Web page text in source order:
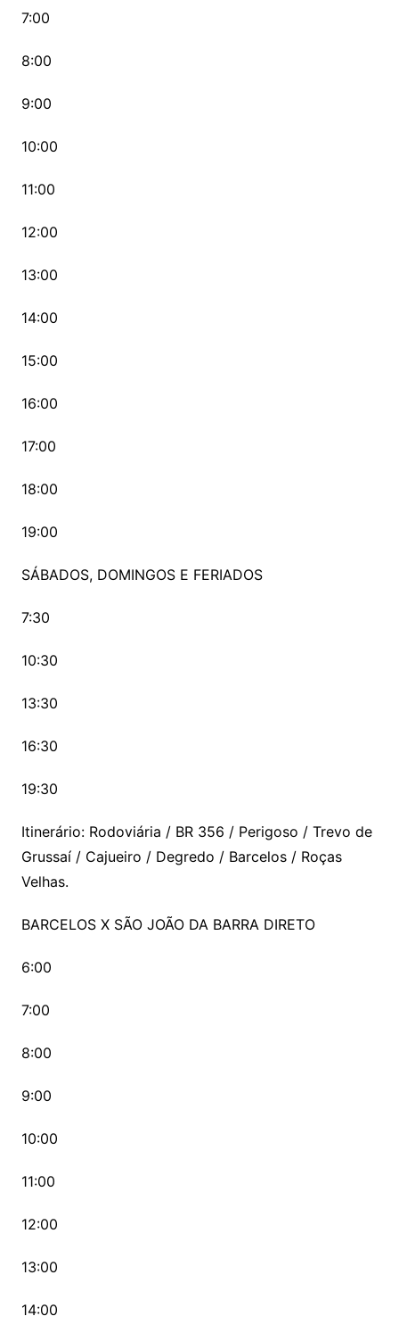
7:00
8:00
9:00
10:00
11:00
12:00
13:00
14:00
15:00
16:00
17:00
18:00
19:00
SÁBADOS, DOMINGOS E FERIADOS
7:30
10:30
13:30
16:30
19:30
Itinerário: Rodoviária / BR 356 / Perigoso / Trevo de
Grussaí / Cajueiro / Degredo / Barcelos / Roças
Velhas.
BARCELOS X SÃO JOÃO DA BARRA DIRETO
6:00
7:00
8:00
9:00
10:00
11:00
12:00
13:00
14:00